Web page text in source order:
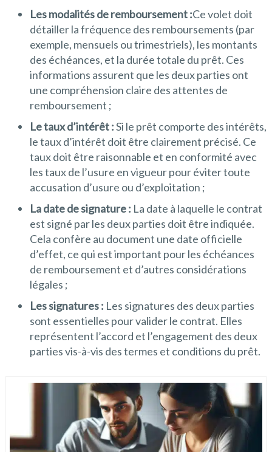
Les modalités de remboursement :Ce volet doit
détailler la fréquence des remboursements (par
exemple, mensuels ou trimestriels), les montants
des échéances, et la durée totale du prêt. Ces
informations assurent que les deux parties ont
une compréhension claire des attentes de
remboursement ;
Le taux d’intérêt :Si le prêt comporte des intérêts,
le taux d’intérêt doit être clairement précisé. Ce
taux doit être raisonnable et en conformité avec
les taux de l’usure en vigueur pour éviter toute
accusation d’usure ou d’exploitation ;
La date de signature : La date à laquelle le contrat
est signé par les deux parties doit être indiquée.
Cela confère au document une date officielle
d’effet, ce qui est important pour les échéances
de remboursement et d’autres considérations
légales ;
Les signatures : Les signatures des deux parties
sont essentielles pour valider le contrat. Elles
représentent l’accord et l’engagement des deux
parties vis-à-vis des termes et conditions du prêt.